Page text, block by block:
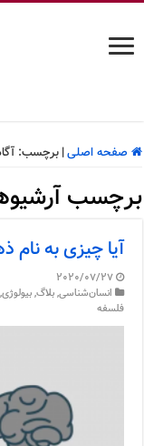
صفحه اصلی| برچسب:
برچسب
آیا چیزی به نام
2020/07/27
انسان‌شناسی,بلاگ,بیولوژی
فلسفه